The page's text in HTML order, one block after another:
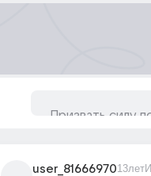
user_8166697013лет